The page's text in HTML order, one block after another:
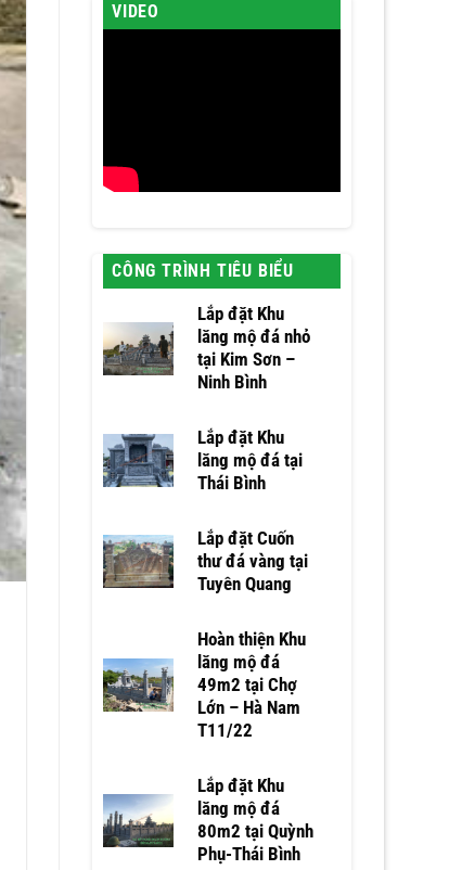
VIDEO
CÔNG TRÌNH TIÊU BIỂU
Lắp đặt Khu
lăng mộ đá nhỏ
tại Kim Sơn –
Ninh Bình
Lắp đặt Khu
lăng mộ đá tại
Thái Bình
Lắp đặt Cuốn
thư đá vàng tại
Tuyên Quang
Hoàn thiện Khu
lăng mộ đá
49m2 tại Chợ
Lớn – Hà Nam
T11/22
Lắp đặt Khu
lăng mộ đá
80m2 tại Quỳnh
Phụ-Thái Bình